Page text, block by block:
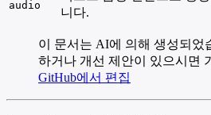
audio
니다.
이 문서는 AI에 의해 생성되었
하거나 개선 제안이 있으시면
GitHub에서 편집